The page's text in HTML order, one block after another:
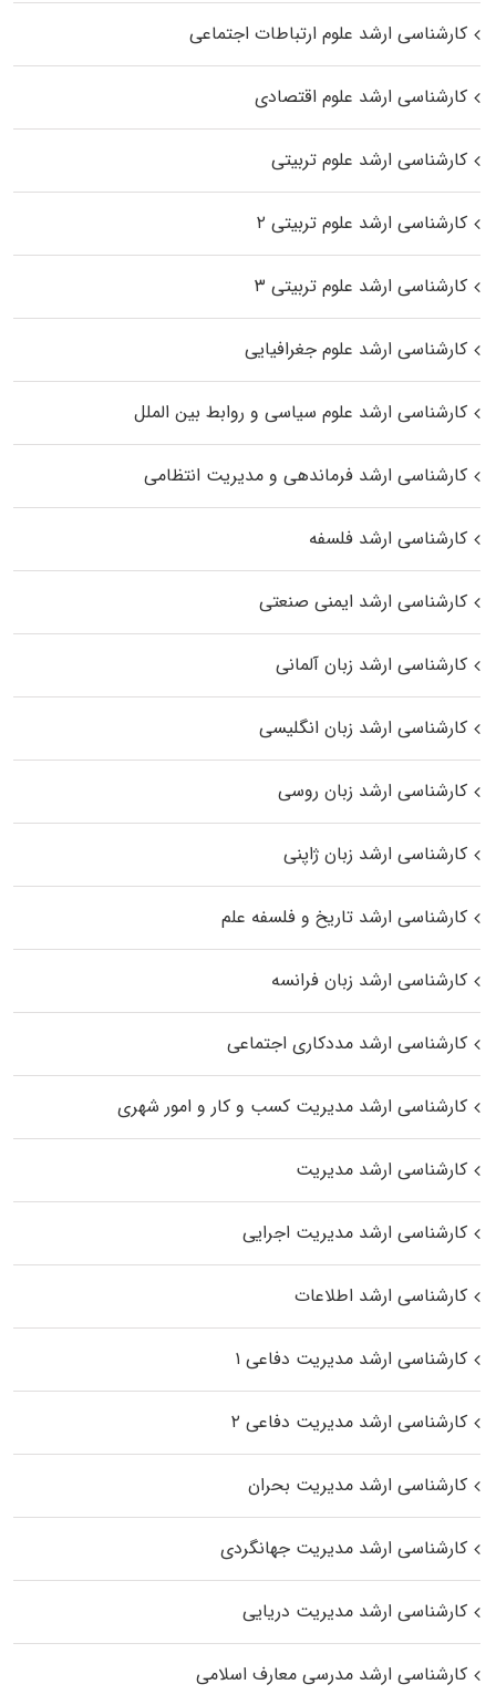
کارشناسی ارشد علوم ارتباطات اجتماعی
کارشناسی ارشد علوم اقتصادی
کارشناسی ارشد علوم تربیتی
کارشناسی ارشد علوم تربیتی ۲
کارشناسی ارشد علوم تربیتی ۳
کارشناسی ارشد علوم جغرافیایی
کارشناسی ارشد علوم سیاسی و روابط بین الملل
کارشناسی ارشد فرماندهی و مدیریت انتظامی
کارشناسی ارشد فلسفه
کارشناسی ارشد ایمنی صنعتی
کارشناسی ارشد زبان آلمانی
کارشناسی ارشد زبان انگلیسی
کارشناسی ارشد زبان روسی
کارشناسی ارشد زبان ژاپنی
کارشناسی ارشد تاریخ و فلسفه علم
کارشناسی ارشد زبان فرانسه
کارشناسی ارشد مددکاری اجتماعی
کارشناسی ارشد مدیریت کسب و کار و امور شهری
کارشناسی ارشد مدیریت
کارشناسی ارشد مدیریت اجرایی
کارشناسی ارشد اطلاعات
کارشناسی ارشد مدیریت دفاعی ۱
کارشناسی ارشد مدیریت دفاعی ۲
کارشناسی ارشد مدیریت بحران
کارشناسی ارشد مدیریت جهانگردی
کارشناسی ارشد مدیریت دریایی
کارشناسی ارشد مدرسی معارف اسلامی